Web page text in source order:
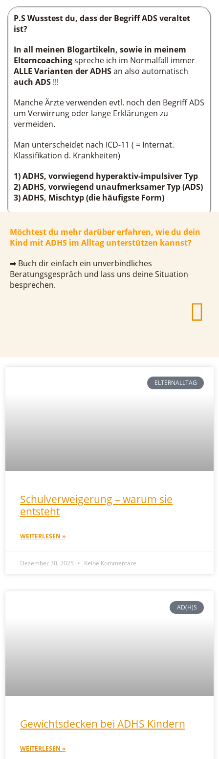
P.S Wusstest du, dass der Begriff ADS veraltet
ist?
In all meinen Blogartikeln, sowie in meinem
Elterncoachingspreche ich im Normalfall immer
ALLE Varianten der ADHSan also automatisch
auch ADS !!!
Manche Ärzte verwenden evtl. noch den Begriff ADS
um Verwirrung oder lange Erklärungen zu
vermeiden.
Man unterscheidet nach ICD-11 ( = Internat.
Klassifikation d. Krankheiten)
1) ADHS, vorwiegend hyperaktiv-impulsiver Typ
2) ADHS, vorwiegend unaufmerksamer Typ (ADS)
3) ADHS, Mischtyp (die häufigste Form)
Möchtest du mehr darüber erfahren, wie du dein
Kind mit ADHS im Alltag unterstützen kannst?
➡ Buch dir einfach ein unverbindliches
Beratungsgespräch und lass uns deine Situation
besprechen.
ELTERNALLTAG
Schulverweigerung – warum sie
entsteht
WEITERLESEN »
Dezember 30, 2025 Keine Kommentare
AD(H)S
Gewichtsdecken bei ADHS Kindern
WEITERLESEN »